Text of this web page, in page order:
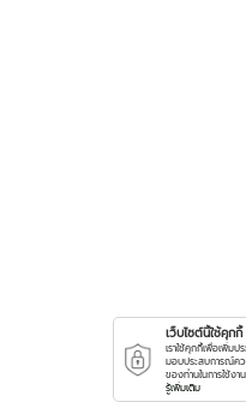
เว็บไซต์นี้ใช้คุกกี้
เราใช้คุกกี้เพื่อเพิ่มป
มอบประสบการณ์ค
ของท่านในการใช้งา
รู้เพิ่มเติม